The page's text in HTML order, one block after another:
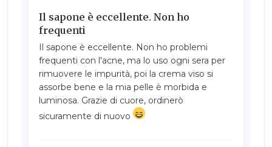
Il sapone è eccellente. Non ho
frequenti
Il sapone è eccellente. Non ho problemi
frequenti con l'acne, ma lo uso ogni sera per
rimuovere le impurità, poi la crema viso si
assorbe bene e la mia pelle è morbida e
luminosa. Grazie di cuore, ordinerò
sicuramente di nuovo